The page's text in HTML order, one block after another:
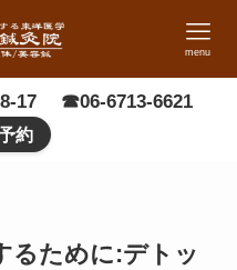
menu
17 ☎06-6713-6621
約
るために:デトッ